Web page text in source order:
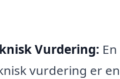
Vurdering: En
vurdering er en